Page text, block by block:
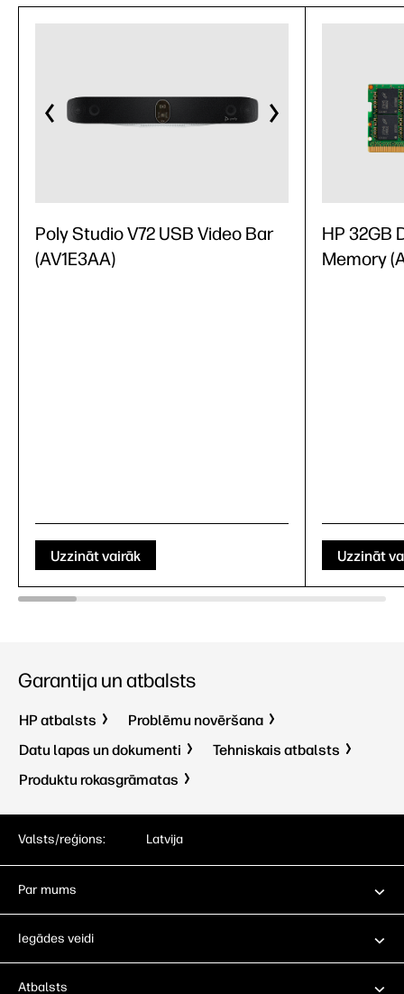
Poly Studio V72 USB Video Bar
(AV1E3AA)
Uzzināt vairāk
HP 32GB
Memory
Uzzināt
Garantija un atbalsts
HP atbalsts
Problēmu novēršana
Datu lapas un dokumenti
Tehniskais atbalsts
Produktu rokasgrāmatas
Valsts/reģions: Latvija
Par mums
Iegādes veidi
Atbalsts